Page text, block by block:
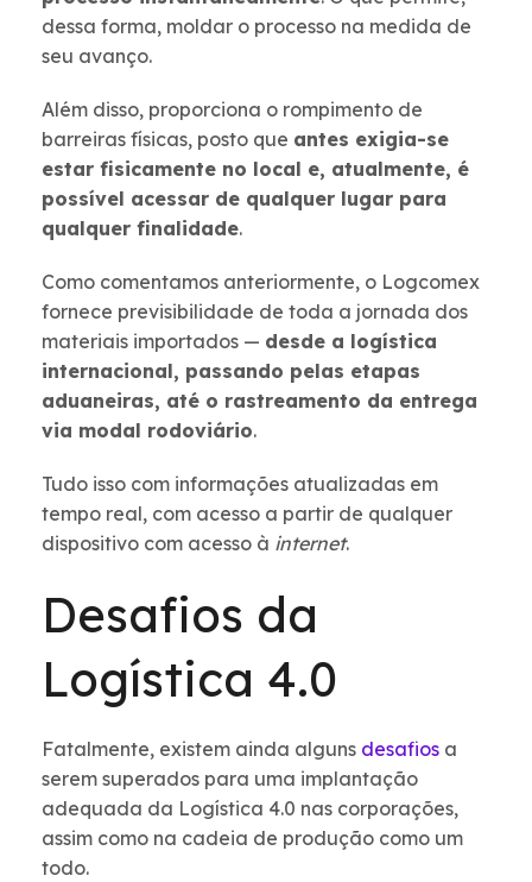
dessa forma, moldar o processo na medida de
seu avanço.
Além disso, proporciona o rompimento de
barreiras físicas, posto que antes exigia-se
estar fisicamente no local e, atualmente, é
possível acessar de qualquer lugar para
qualquer finalidade.
Como comentamos anteriormente, o Logcomex
fornece previsibilidade de toda a jornada dos
materiais importados — desde a logística
internacional, passando pelas etapas
aduaneiras, até o rastreamento da entrega
via modal rodoviário.
Tudo isso com informações atualizadas em
tempo real, com acesso a partir de qualquer
dispositivo com acesso à internet.
Desafios da
Logística 4.0
Fatalmente, existem ainda alguns desafios a
serem superados para uma implantação
adequada da Logística 4.0 nas corporações,
assim como na cadeia de produção como um
todo.